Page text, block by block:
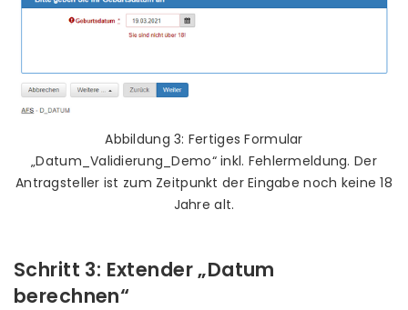
Abbildung 3: Fertiges Formular
„Datum_Validierung_Demo“ inkl. Fehlermeldung. Der
Antragsteller ist zum Zeitpunkt der Eingabe noch keine 18
Jahre alt.
Schritt 3: Extender „Datum
berechnen“